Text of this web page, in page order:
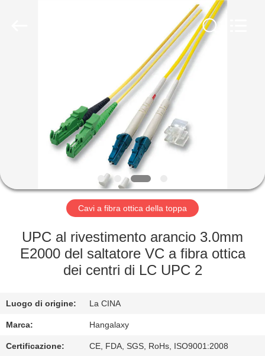
VIDEO
CIRCA
NOI
GIRO
DELLA
FABBRICA
CONTROLLO
DI
QUALITÀ
Cavi a fibra ottica della toppa
UPC al rivestimento arancio 3.0mm
E2000 del saltatore VC a fibra ottica
dei centri di LC UPC 2
Luogo di origine: La CINA
Marca: Hangalaxy
Certificazione: CE, FDA, SGS, RoHs, ISO9001:2008